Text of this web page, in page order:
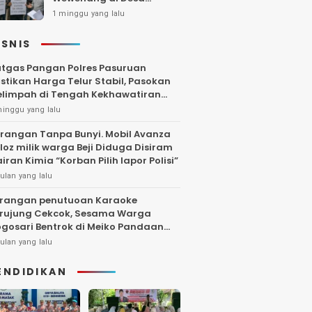
Gambiran, Isu Narkoba
1 minggu yang lalu
Pangan Polres Pasuruan
Harga Telur Stabil, Pasokan
di Tengah Kekhawatiran
yang lalu
Tanpa Bunyi. Mobil Avanza
milik warga Beji Diduga Disiram
Kimia “Korban Pilih lapor Polisi”
yang lalu
penutuoan Karaoke
Cekcok, Sesama Warga
Bentrok di Meiko Pandaan
Larut Malam
yang lalu